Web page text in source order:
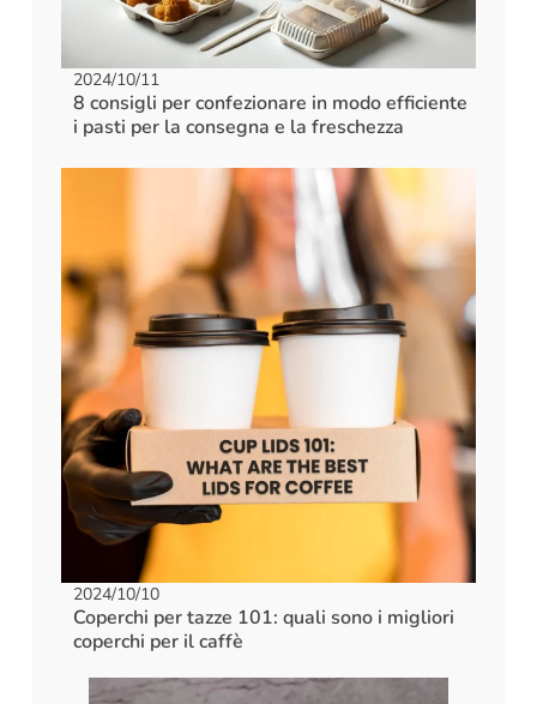
2024/10/11
8 consigli per confezionare in modo efficiente
i pasti per la consegna e la freschezza
2024/10/10
Coperchi per tazze 101: quali sono i migliori
coperchi per il caffè